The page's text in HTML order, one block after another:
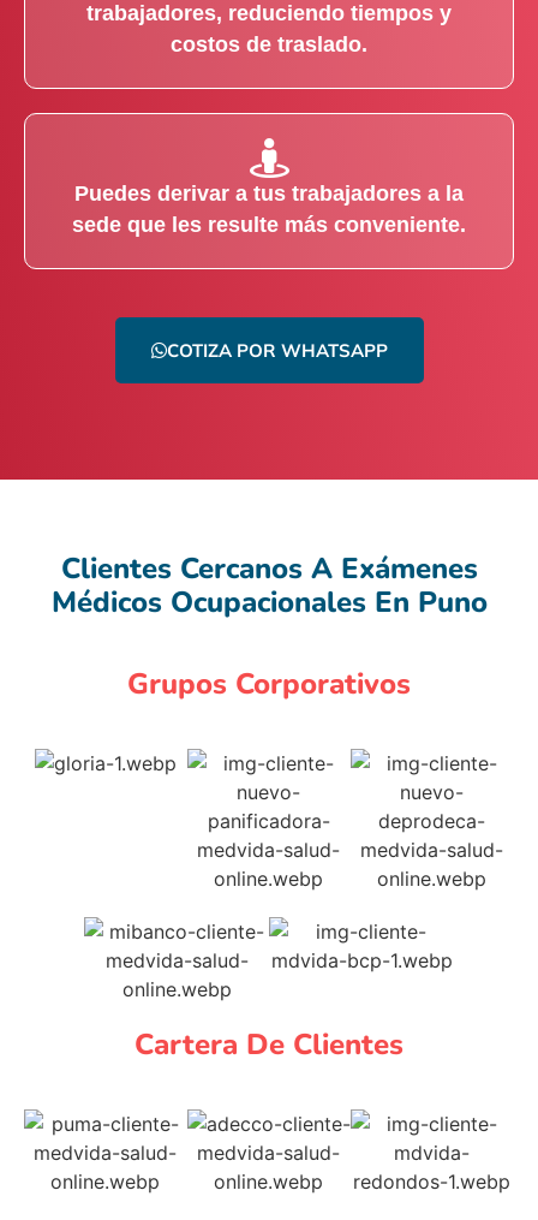
trabajadores, reduciendo tiempos y
costos de traslado.
Puedes derivar a tus trabajadores a la
sede que les resulte más conveniente.
COTIZA POR WHATSAPP
Clientes Cercanos A Exámenes
Médicos Ocupacionales En Puno
Grupos Corporativos
Cartera De Clientes